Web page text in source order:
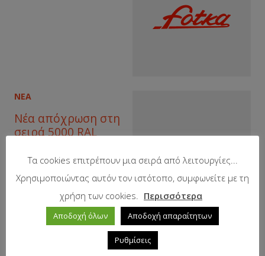
ΝΕΑ
Νέα απόχρωση στη
σειρά 5000 RAL
Τα cookies επιτρέπουν μια σειρά από λειτουργίες...
Χρησιμοποιώντας αυτόν τον ιστότοπο, συμφωνείτε με τη
χρήση των cookies.
Περισσότερα
Αποδοχή όλων Αποδοχή απαραίτητων
Ρυθμίσεις